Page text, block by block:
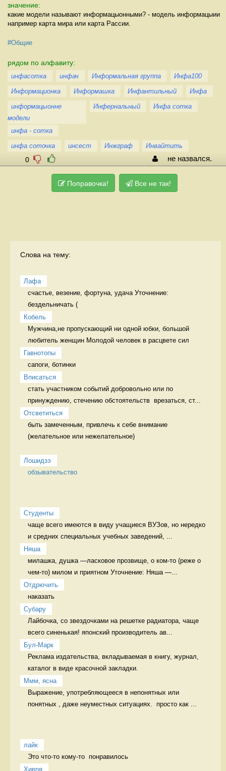
значение:
какие модели называют информацыонными? - модель информацыии
например карта мира или карта Рассии.
#Общие
рядом по алфавиту:
инфасотка инфач Информальная группа
Инфа100
Информационка
Информашка Инфантильный
Инфа
информацыонне
модели
Инфернальный Инфа сотка
инфа - сотка
инфа соточка
инсест Инжграф Инвайтить
0 не назвался.
Поправочка! Все не так!
Слова на тему:
Лафа
счастье, везение, фортуна, удача Уточнение:
бездельничать (
Кобель
Мужчина,не пропускающий ни одной юбки, большой
любитель женщин Молодой человек в расцвете сил
Гавнотопы
сапоги, ботинки
Вписаться
стать участником событий добровольно или по
принуждению, стечению обстоятельств  врезаться, ст...
Отсветиться
быть замеченным, привлечь к себе внимание
(желательное или нежелательное)
Лошидзэ
обзывательство
Студенты
чаще всего имеются в виду учащиеся ВУЗов, но нередко
и средних специальных учебных заведений, ...
Няша
милашка, душка —ласковое прозвище, о ком-то (реже о
чем-то) милом и приятном Уточнение: Няша —...
Отдрючить
наказать
Cубару
Лайбочка, со звездочками на решетке радиатора, чаще
всего синенькая! японский производитель ав...
Бул-Марк
Реклама издательства, вкладываемая в книгу, журнал,
каталог в виде красочной закладки.
Ммм, ясна
Выражение, употребляющееся в непонятных или
понятных , даже неуместных ситуациях.  просто как ...
лайк
Это что-то кому-то  понравилось
Хивря